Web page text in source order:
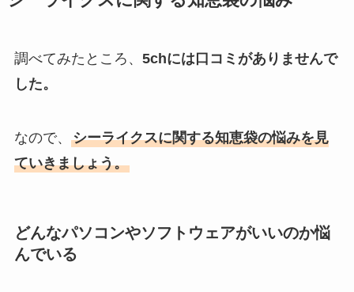
調べてみたところ、 5chには口コミがありませんで
した。
なので、 シーライクスに関する知恵袋の悩みを見
ていきましょう。
どんなパソコンやソフトウェアがいいのか悩
んでいる